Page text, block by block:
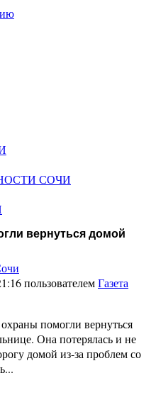
СОЧИ
вернуться домой
пользователемГазета
помогли вернуться
Она потерялась и не
домой из-за проблем со